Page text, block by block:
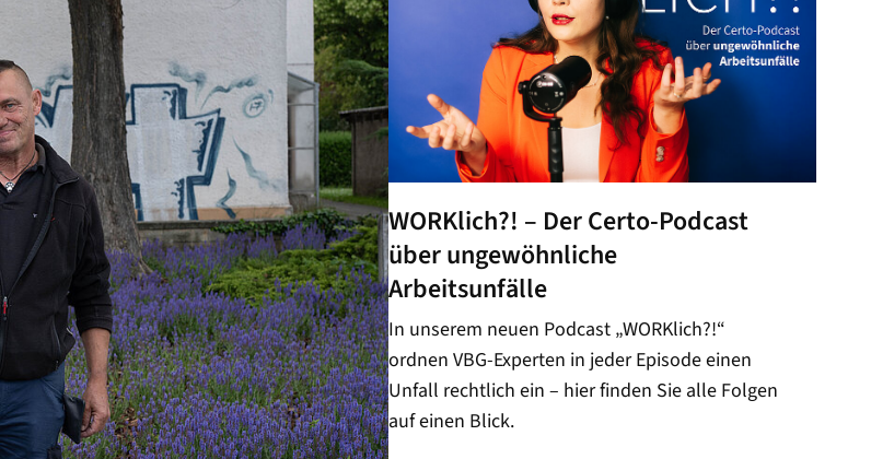
WORKlich?! – Der Certo-Podcast
über ungewöhnliche
Arbeitsunfälle
In unserem neuen Podcast „WORKlich?!“
ordnen VBG-Experten in jeder Episode einen
Unfall rechtlich ein – hier finden Sie alle Folgen
auf einen Blick.